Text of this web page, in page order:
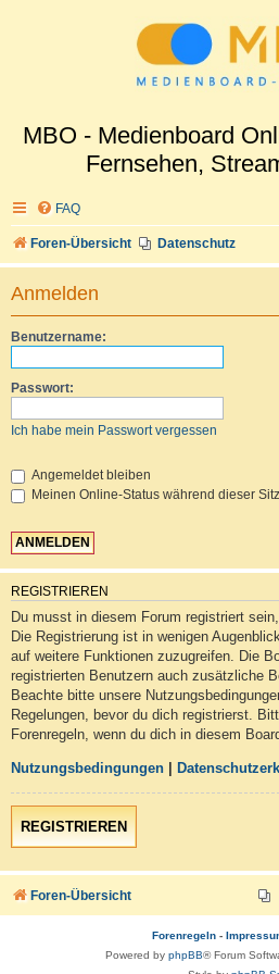
MBO - Medienboard
Fernsehen,
FAQ
Foren-Übersicht Datenschutz
Anmelden
Benutzername:
Passwort:
Ich habe mein Passwort vergessen
Angemeldet bleiben
Meinen Online-Status während dieser
REGISTRIEREN
Du musst in diesem Forum registriert
Die Registrierung ist in wenigen
auf weitere Funktionen zuzugreifen. Die
registrierten Benutzern auch zusätzliche
Beachte bitte unsere
Regelungen, bevor du dich registrierst.
Forenregeln, wenn du dich in diesem
Nutzungsbedingungen
REGISTRIEREN
Foren-Übersicht
Forenregeln -
Powered by phpBB® Forum